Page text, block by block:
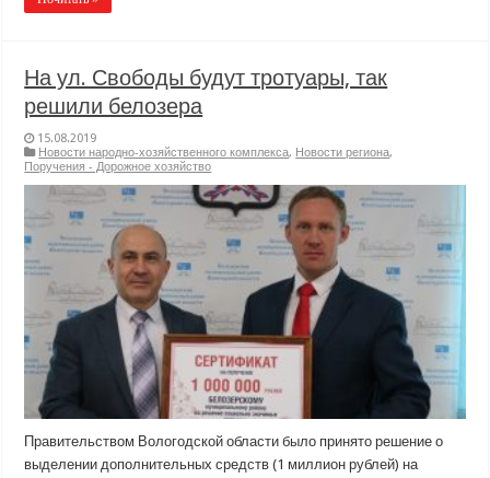
На ул. Свободы будут тротуары, так
решили белозера
15.08.2019
Новости народно-хозяйственного комплекса, Новости региона,
Поручения - Дорожное хозяйство
Правительством Вологодской области было принято решение о
выделении дополнительных средств (1 миллион рублей) на